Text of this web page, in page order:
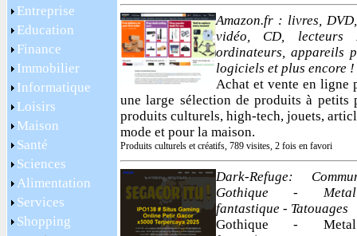
Entreprise
Education
Finance
Immobilier
Informatique
Loisirs
Maison
Santé
Sciences
Alimentation
Services
Shopping
Amazon.fr : livres,
vidéo, CD, lecteurs
ordinateurs, appareils
logiciels et plus encore !
Achat et vente en ligne
une large sélection de produits à petits
produits culturels, high-tech, jouets,
mode et pour la maison.
Produits culturels et créatifs, 789 visites, 2 fois en favori
Dark-Refuge:
Gothique -
fantastique - Tatouages
Gothique -